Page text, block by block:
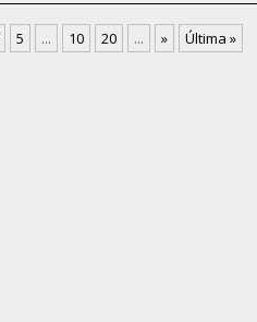
5 ... 10 20 ... » Última »